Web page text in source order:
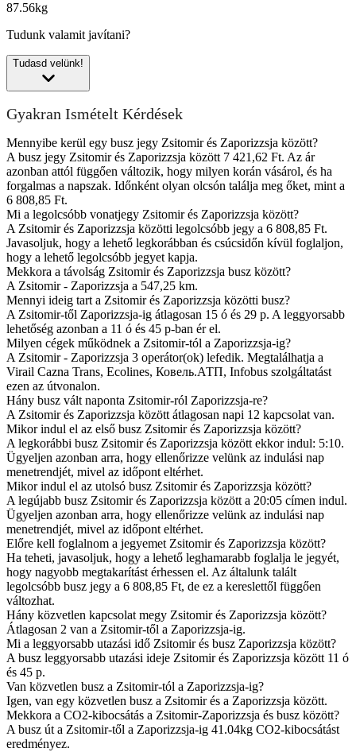
87.56kg
Tudunk valamit javítani?
Tudasd velünk!
Gyakran Ismételt Kérdések
Mennyibe kerül egy busz jegy Zsitomir és Zaporizzsja között?
A busz jegy Zsitomir és Zaporizzsja között 7 421,62 Ft. Az ár
azonban attól függően változik, hogy milyen korán vásárol, és ha
forgalmas a napszak. Időnként olyan olcsón találja meg őket, mint a
6 808,85 Ft.
Mi a legolcsóbb vonatjegy Zsitomir és Zaporizzsja között?
A Zsitomir és Zaporizzsja közötti legolcsóbb jegy a 6 808,85 Ft.
Javasoljuk, hogy a lehető legkorábban és csúcsidőn kívül foglaljon,
hogy a lehető legolcsóbb jegyet kapja.
Mekkora a távolság Zsitomir és Zaporizzsja busz között?
A Zsitomir - Zaporizzsja a 547,25 km.
Mennyi ideig tart a Zsitomir és Zaporizzsja közötti busz?
A Zsitomir-től Zaporizzsja-ig átlagosan 15 ó és 29 p. A leggyorsabb
lehetőség azonban a 11 ó és 45 p-ban ér el.
Milyen cégek működnek a Zsitomir-tól a Zaporizzsja-ig?
A Zsitomir - Zaporizzsja 3 operátor(ok) lefedik. Megtalálhatja a
Virail Cazna Trans, Ecolines, Ковель.АТП, Infobus szolgáltatást
ezen az útvonalon.
Hány busz vált naponta Zsitomir-ról Zaporizzsja-re?
A Zsitomir és Zaporizzsja között átlagosan napi 12 kapcsolat van.
Mikor indul el az első busz Zsitomir és Zaporizzsja között?
A legkorábbi busz Zsitomir és Zaporizzsja között ekkor indul: 5:10.
Ügyeljen azonban arra, hogy ellenőrizze velünk az indulási nap
menetrendjét, mivel az időpont eltérhet.
Mikor indul el az utolsó busz Zsitomir és Zaporizzsja között?
A legújabb busz Zsitomir és Zaporizzsja között a 20:05 címen indul.
Ügyeljen azonban arra, hogy ellenőrizze velünk az indulási nap
menetrendjét, mivel az időpont eltérhet.
Előre kell foglalnom a jegyemet Zsitomir és Zaporizzsja között?
Ha teheti, javasoljuk, hogy a lehető leghamarabb foglalja le jegyét,
hogy nagyobb megtakarítást érhessen el. Az általunk talált
legolcsóbb busz jegy a 6 808,85 Ft, de ez a kereslettől függően
változhat.
Hány közvetlen kapcsolat megy Zsitomir és Zaporizzsja között?
Átlagosan 2 van a Zsitomir-től a Zaporizzsja-ig.
Mi a leggyorsabb utazási idő Zsitomir és busz Zaporizzsja között?
A busz leggyorsabb utazási ideje Zsitomir és Zaporizzsja között 11 ó
és 45 p.
Van közvetlen busz a Zsitomir-tól a Zaporizzsja-ig?
Igen, van egy közvetlen busz a Zsitomir és a Zaporizzsja között.
Mekkora a CO2-kibocsátás a Zsitomir-Zaporizzsja és busz között?
A busz út a Zsitomir-től a Zaporizzsja-ig 41.04kg CO2-kibocsátást
eredményez.